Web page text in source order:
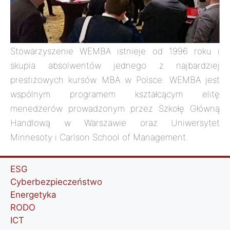
Stowarzyszenie WEMBA istnieje od 1996 roku i
skupia absolwentów jednego z najbardziej
prestiżowych kursów MBA w Polsce. WEMBA jest
wspólnym programem kształcącym elitę
menedżerów prowadzonym przez Szkołę Główną
Handlową w Warszawie oraz Uniwersytet
Minnesoty i Carlson School of Management.
ESG
Cyberbezpieczeństwo
Energetyka
RODO
ICT